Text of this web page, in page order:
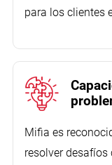
para los clientes
Mifia es
resolver desafíos